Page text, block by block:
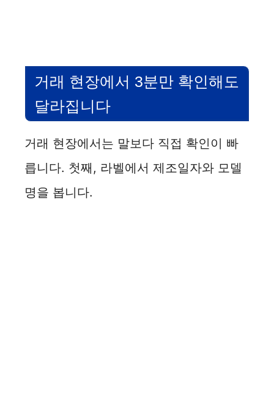
거래 현장에서 3분만 확인해도
달라집니다
거래 현장에서는 말보다 직접 확인이 빠
릅니다. 첫째, 라벨에서 제조일자와 모델
명을 봅니다.